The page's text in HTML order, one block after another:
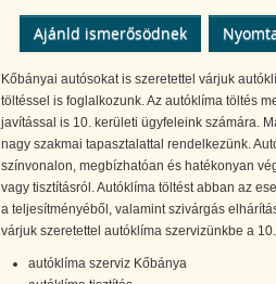
Ajánld ismerősödnek
Kőbányai autósokat is szeretettel várjuk
töltéssel is foglalkozunk. Az autóklíma töltés
javítással is 10. kerületi ügyfeleink számára.
nagy szakmai tapasztalattal rendelkezünk.
színvonalon, megbízhatóan és hatékonyan
vagy tisztításról. Autóklíma töltést abban az
a teljesítményéből, valamint szivárgás
várjuk szeretettel autóklíma szervizünkbe a
autóklíma szerviz Kőbánya